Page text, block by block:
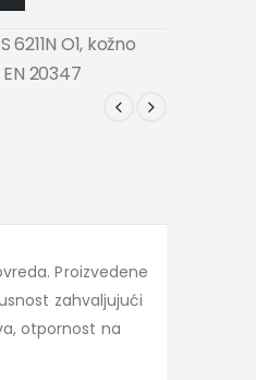
O1, kožno
20347
Proizvedene
zahvaljujući
otpornost na